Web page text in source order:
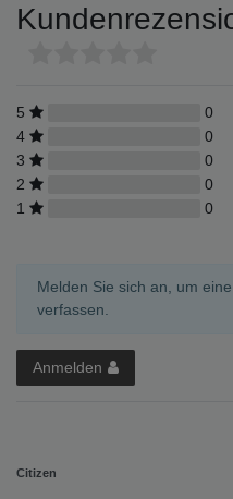
5
0
4
0
3
0
2
0
1
0
Melden Sie sich an, um
verfassen.
Anmelden
Citizen